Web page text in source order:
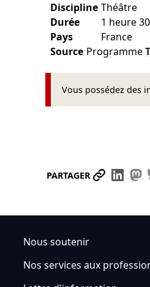
Discipline Théâtre
Durée
1 heure 30
Pays
France
Source Programme
Vous possédez des
PARTAGER
Nous soutenir
Nos services aux